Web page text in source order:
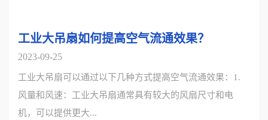
工业大吊扇如何提高空气流通效果？
2023-09-25
工业大吊扇可以通过以下几种方式提高空气流通效果：1.
风量和风速：工业大吊扇通常具有较大的风扇尺寸和电
机，可以提供更大...